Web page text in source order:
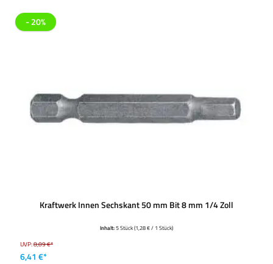
- 20%
Kraftwerk Innen Sechskant 50 mm Bit 8 mm 1/4 Zoll
Inhalt:5 Stück(1,28 € / 1 Stück)
UVP:8,09 €*
6,41 €*